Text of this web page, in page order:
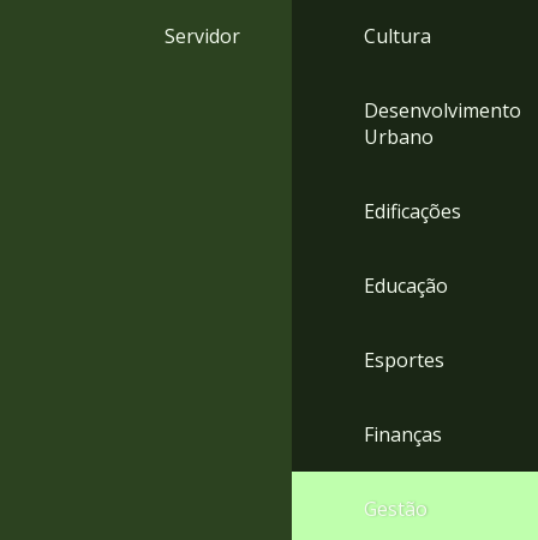
Servidor Cultura
Desenvolvimento
Urbano
Edificações
Educação
Esportes
Finanças
Gestão